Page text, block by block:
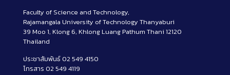
Faculty of Science and Technology,
Rajamangala University of Technology Thanyaburi
39 Moo 1, Klong 6, Khlong Luang Pathum Thani 12120
Thailand
ประชาสัมพันธ์ 02 549 4150
โทรสาร 02 549 4119